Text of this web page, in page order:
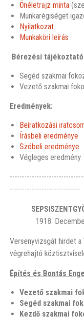
Önéletrajz minta
Munkarégiséget
Nyilatkozat
Munkaköri leírás
Bérezési
Segéd szakmai
Vezető szakmai
Eredmények:
Beíratkozási
Írásbeli eredménye
Szóbeli eredménye
Végleges eredmény
-----------------------------
1918.
Versenyvizsgát hirdet a
végrehajtó
Építés és Bontás
Vezető szakmai
Segéd szakmai
Kezdő szakmai